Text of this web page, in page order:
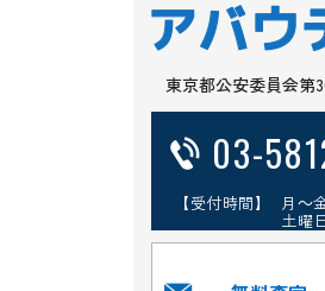
東京都公安委員会第
03-
【受付時間】 月～
土曜